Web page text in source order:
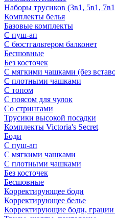
Наборы трусиков (3в1, 5в1,
Комплекты белья
Базовые комплекты
С пуш-ап
С бюстгальтером балконет
Бесшовные
Без косточек
С мягкими чашками (без
С плотными чашками
С топом
С поясом для чулок
Со стрингами
Трусики высокой посадки
Комплекты Victoria's Secret
Боди
С пуш-ап
С мягкими чашками
С плотными чашками
Без косточек
Бесшовные
Корректирующее боди
Корректирующее белье
Корректирующие боди,